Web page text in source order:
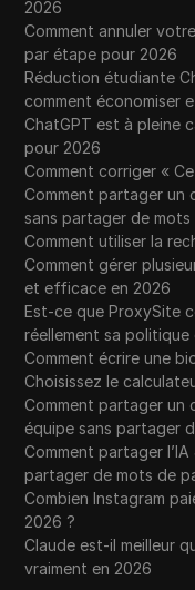
2026
Comment annuler
par étape pour 2026
Réduction étudiante
comment économiser
ChatGPT est à pleine
pour 2026
Comment corriger «
Comment partager un
sans partager de mots
Comment utiliser la
Comment gérer
et efficace en 2026
Est-ce que ProxySite
réellement sa politique
Comment écrire une
Choisissez le
Comment partager un
équipe sans partager
Comment partager
partager de mots de
Combien Instagram
2026 ?
Claude est-il meilleur
vraiment en 2026